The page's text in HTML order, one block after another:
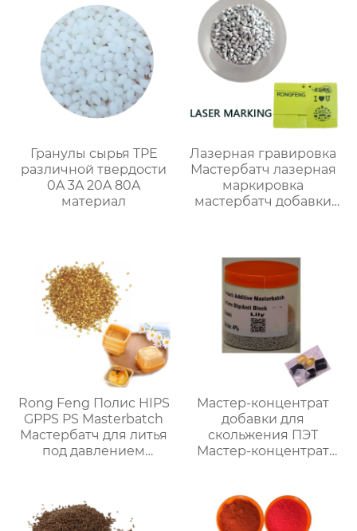
Гранулы сырья TPE
различной твердости
0A 3A 20A 80A
материал
Лазерная гравировка
Мастербатч лазерная
маркировка
мастербатч добавки
Rong Feng Полис HIPS
GPPS PS Masterbatch
Мастербатч для литья
под давлением
Мастер-концентрат
добавки для
скольжения ПЭТ
Мастер-концентрат